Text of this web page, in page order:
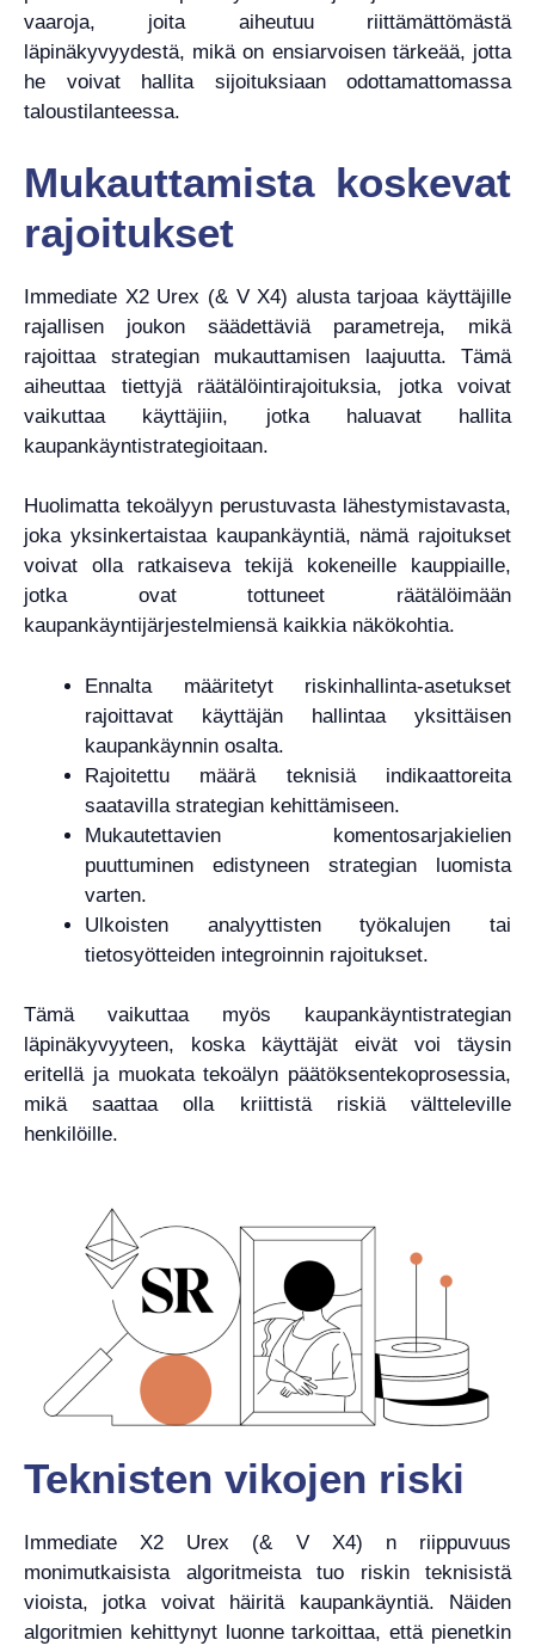
vaaroja, joita aiheutuu riittämättömästä
läpinäkyvyydestä, mikä on ensiarvoisen tärkeää, jotta
he voivat hallita sijoituksiaan odottamattomassa
taloustilanteessa.
Mukauttamista koskevat
rajoitukset
Immediate X2 Urex (& V X4) alusta tarjoaa käyttäjille
rajallisen joukon säädettäviä parametreja, mikä
rajoittaa strategian mukauttamisen laajuutta. Tämä
aiheuttaa tiettyjä räätälöintirajoituksia, jotka voivat
vaikuttaa käyttäjiin, jotka haluavat hallita
kaupankäyntistrategioitaan.
Huolimatta tekoälyyn perustuvasta lähestymistavasta,
joka yksinkertaistaa kaupankäyntiä, nämä rajoitukset
voivat olla ratkaiseva tekijä kokeneille kauppiaille,
jotka ovat tottuneet räätälöimään
kaupankäyntijärjestelmiensä kaikkia näkökohtia.
Ennalta määritetyt riskinhallinta-asetukset
rajoittavat käyttäjän hallintaa yksittäisen
kaupankäynnin osalta.
Rajoitettu määrä teknisiä indikaattoreita
saatavilla strategian kehittämiseen.
Mukautettavien komentosarjakielien
puuttuminen edistyneen strategian luomista
varten.
Ulkoisten analyyttisten työkalujen tai
tietosyötteiden integroinnin rajoitukset.
Tämä vaikuttaa myös kaupankäyntistrategian
läpinäkyvyyteen, koska käyttäjät eivät voi täysin
eritellä ja muokata tekoälyn päätöksentekoprosessia,
mikä saattaa olla kriittistä riskiä vältteleville
henkilöille.
Teknisten vikojen riski
Immediate X2 Urex (& V X4) n riippuvuus
monimutkaisista algoritmeista tuo riskin teknisistä
vioista, jotka voivat häiritä kaupankäyntiä. Näiden
algoritmien kehittynyt luonne tarkoittaa, että pienetkin